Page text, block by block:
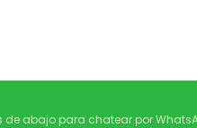
de abajo para chatear por